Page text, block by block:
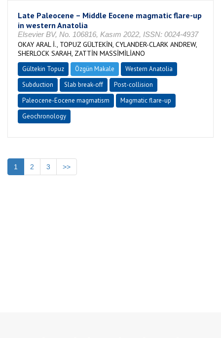
Late Paleocene – Middle Eocene magmatic flare-up
in western Anatolia
Elsevier BV, No. 106816, Kasım 2022, ISSN: 0024-4937
OKAY ARAL İ., TOPUZ GÜLTEKİN, CYLANDER-CLARK ANDREW,
SHERLOCK SARAH, ZATTİN MASSİMİLİANO
Gültekin Topuz Özgün Makale
Western Anatolia
Subduction
Slab break-off
Post-collision
Paleocene-Eocene magmatism
Magmatic flare-up
Geochronology
1 2 3 >>